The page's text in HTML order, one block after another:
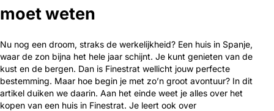
moet weten
Nu nog een droom, straks de werkelijkheid? Een huis in Spanje,
waar de zon bijna het hele jaar schijnt. Je kunt genieten van de
kust en de bergen. Dan is Finestrat wellicht jouw perfecte
bestemming. Maar hoe begin je met zo’n groot avontuur? In dit
artikel duiken we daarin. Aan het einde weet je alles over het
kopen van een huis in Finestrat. Je leert ook over